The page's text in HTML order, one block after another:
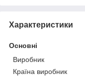
Характеристики
Основні
Виробник
Країна виробник